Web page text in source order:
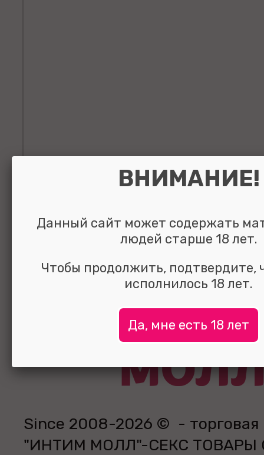
Since 2008-2026 © - торговая
"ИНТИМ МОЛЛ"-СЕКС
ВНИМАНИЕ!
Данный сайт может содержать
людей старше 18 лет.
Чтобы продолжить, подтвердите,
исполнилось 18 лет.
Да, мне есть 18 лет